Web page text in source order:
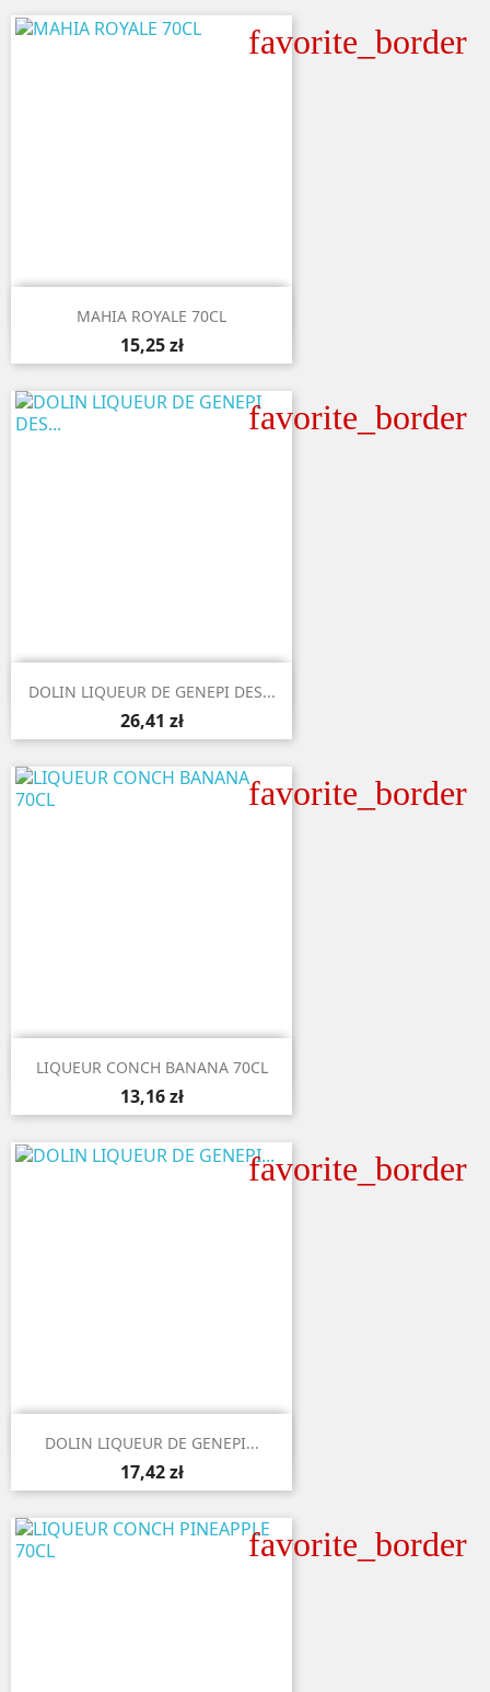
favorite_border
 Aperçu rapide
MAHIA ROYALE 70CL
15,25 zł
favorite_border
 Aperçu rapide
DOLIN LIQUEUR DE GENEPI DES...
26,41 zł
favorite_border
 Aperçu rapide
LIQUEUR CONCH BANANA 70CL
13,16 zł
favorite_border
 Aperçu rapide
DOLIN LIQUEUR DE GENEPI...
17,42 zł
favorite_border